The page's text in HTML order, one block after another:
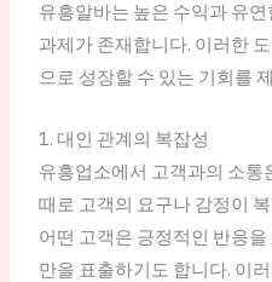
유흥알바는 높은 수익과 유
과제가 존재합니다. 이러한
으로 성장할 수 있는 기회를
1. 대인 관계의 복잡성
유흥업소에서 고객과의 소통
때로 고객의 요구나 감정이
어떤 고객은 긍정적인 반응
만을 표출하기도 합니다. 이